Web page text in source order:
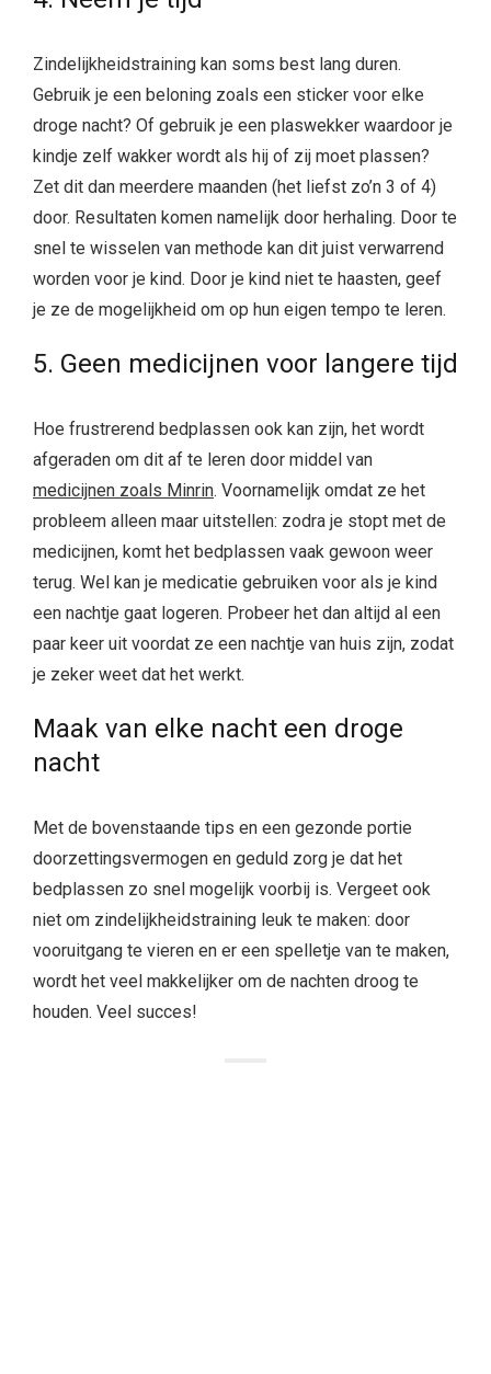
Zindelijkheidstraining kan soms best lang duren.
Gebruik je een beloning zoals een sticker voor elke
droge nacht? Of gebruik je een plaswekker waardoor je
kindje zelf wakker wordt als hij of zij moet plassen?
Zet dit dan meerdere maanden (het liefst zo’n 3 of 4)
door. Resultaten komen namelijk door herhaling. Door te
snel te wisselen van methode kan dit juist verwarrend
worden voor je kind. Door je kind niet te haasten, geef
je ze de mogelijkheid om op hun eigen tempo te leren.
5. Geen medicijnen voor langere tijd
Hoe frustrerend bedplassen ook kan zijn, het wordt
afgeraden om dit af te leren door middel van
medicijnen zoals Minrin. Voornamelijk omdat ze het
probleem alleen maar uitstellen: zodra je stopt met de
medicijnen, komt het bedplassen vaak gewoon weer
terug. Wel kan je medicatie gebruiken voor als je kind
een nachtje gaat logeren. Probeer het dan altijd al een
paar keer uit voordat ze een nachtje van huis zijn, zodat
je zeker weet dat het werkt.
Maak van elke nacht een droge
nacht
Met de bovenstaande tips en een gezonde portie
doorzettingsvermogen en geduld zorg je dat het
bedplassen zo snel mogelijk voorbij is. Vergeet ook
niet om zindelijkheidstraining leuk te maken: door
vooruitgang te vieren en er een spelletje van te maken,
wordt het veel makkelijker om de nachten droog te
houden. Veel succes!